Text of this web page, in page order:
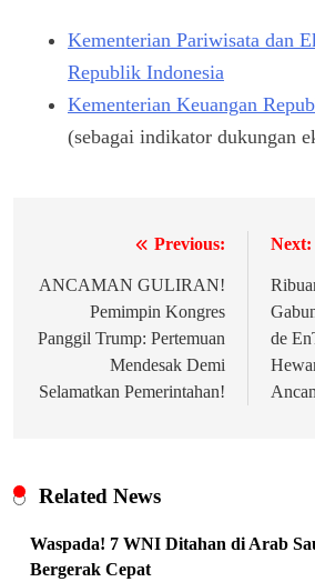
Kementerian Pariwisata dan
Republik Indonesia
Kementerian Keuangan
(sebagai indikator dukungan
pos
Previous:
ANCAMAN GULIRAN!
Pemimpin Kongres
Panggil Trump: Pertemuan
Mendesak Demi
Selamatkan Pemerintahan!
Next:
de
Related News
Waspada! 7 WNI Ditahan di Arab
Bergerak Cepat